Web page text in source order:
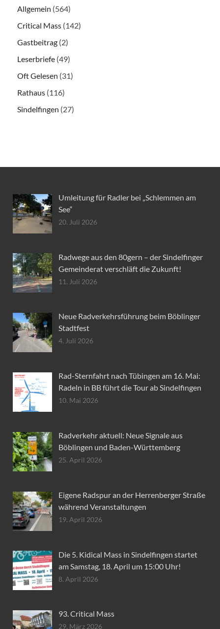
Allgemein (564)
Critical Mass (142)
Gastbeitrag (2)
Leserbriefe (49)
Oft Gelesen (31)
Rathaus (116)
Sindelfingen (27)
Umleitung für Radler bei „Schlemmen am
See“
20. Juli 2026
Radwege aus den 80gern – der Sindelfinger
Gemeinderat verschläft die Zukunft!
11. Juli 2026
Neue Radverkehrsführung beim Böblinger
Stadtfest
4. Juli 2026
Rad-Sternfahrt nach Tübingen am 16. Mai:
Radeln in BB führt die Tour ab Sindelfingen
10. Mai 2026
Radverkehr aktuell: Neue Signale aus
Böblingen und Baden-Württemberg
25. April 2026
Eigene Radspur an der Herrenberger Straße
während Veranstaltungen
19. April 2026
Die 5. Kidical Mass in Sindelfingen startet
am Samstag, 18. April um 15:00 Uhr!
8. April 2026
93. Critical Mass
29. März 2026